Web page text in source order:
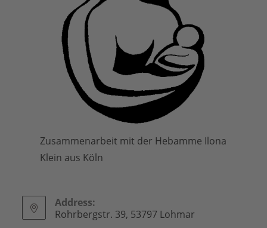
Zusammenarbeit mit der Hebamme Ilona
Klein aus Köln
Address:
Rohrbergstr. 39, 53797 Lohmar